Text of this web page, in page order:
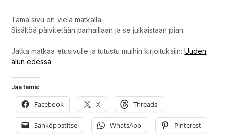
Tämä sivu on vielä matkalla.
Sisältöä päivitetään parhaillaan ja se julkaistaan pian.
Jatka matkaa etusivulle ja tutustu muihin kirjoituksiin:Uuden
alun edessä
Jaa tämä:
Facebook X Threads
Sähköpostitse WhatsApp Pinterest